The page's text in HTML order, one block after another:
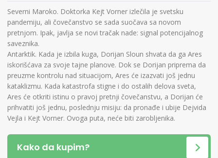
Severni Maroko. Doktorka Kejt Vorner izlečila je svetsku
pandemiju, ali čovečanstvo se sada suočava sa novom
pretnjom. Ipak, javlja se novi tračak nade: signal potencijalnog
saveznika.
Antarktik. Kada je izbila kuga, Dorijan Sloun shvata da ga Ares
iskorišćava za svoje tajne planove. Dok se Dorijan priprema da
preuzme kontrolu nad situacijom, Ares će izazvati još jednu
kataklizmu. Kada katastrofa stigne i do ostalih delova sveta,
Ares će otkriti istinu o pravoj pretnji čovečanstvu, a Dorijan će
prihvatiti još jednu, poslednju misiju: da pronađe i ubije Dejvida
Vejla i Kejt Vorner. Ovoga puta, neće biti zarobljenika.
Kako da kupim?